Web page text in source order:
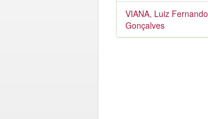
VIANA, Luiz Fernando
Gonçalves